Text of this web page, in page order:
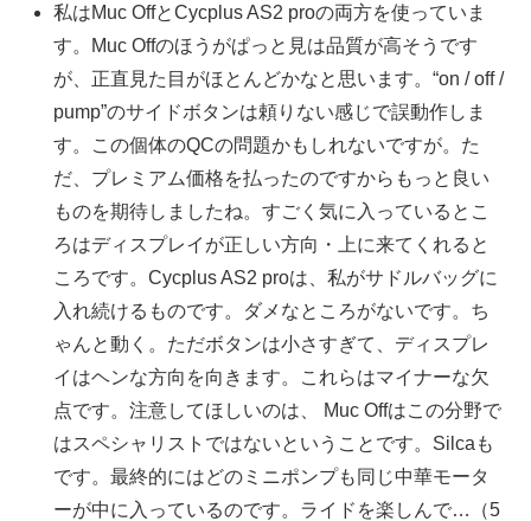
私はMuc OffとCycplus AS2 proの両方を使っていま
す。Muc Offのほうがぱっと見は品質が高そうです
が、正直見た目がほとんどかなと思います。“on / off /
pump”のサイドボタンは頼りない感じで誤動作しま
す。この個体のQCの問題かもしれないですが。た
だ、プレミアム価格を払ったのですからもっと良い
ものを期待しましたね。すごく気に入っているとこ
ろはディスプレイが正しい方向・上に来てくれると
ころです。Cycplus AS2 proは、私がサドルバッグに
入れ続けるものです。ダメなところがないです。ち
ゃんと動く。ただボタンは小さすぎて、ディスプレ
イはヘンな方向を向きます。これらはマイナーな欠
点です。注意してほしいのは、 Muc Offはこの分野で
はスペシャリストではないということです。Silcaも
です。最終的にはどのミニポンプも同じ中華モータ
ーが中に入っているのです。ライドを楽しんで…（5